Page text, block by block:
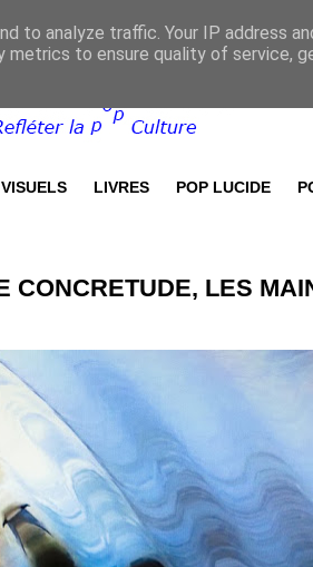
LIVRES POP LUCIDE
CONCRETUDE, LES
to analyze traffic. Your IP address
to ensure quality of service,